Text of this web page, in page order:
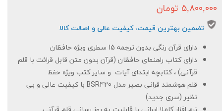
۵,۸۰۰,۰۰۰ تومان
تضمین بهترین قیمت، کیفیت عالی و اصالت کالا
دارای قرآن رنگی بدون ترجمه 15 سطری ویژه حافظان
دارای کتاب راهنمای حافظان (قرآن بدون متن قابل قرائت با قلم
قرآنی) ، کتابچه ابتدای آیات و سایر کتب ویژه حفظ
قلم هوشمند قرانی بصیر مدل BSR420 با کیفیت عالی و بی
نظیر (سری جدید)